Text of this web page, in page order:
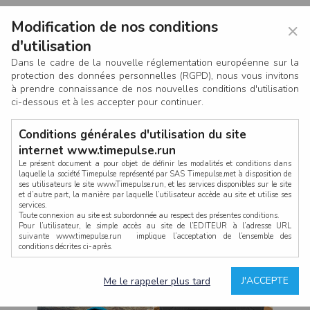
CONNEXION
×
Modification de nos conditions
d'utilisation
Dans le cadre de la nouvelle réglementation européenne sur la
protection des données personnelles (RGPD), nous vous invitons
à prendre connaissance de nos nouvelles conditions d'utilisation
ci-dessous et à les accepter pour continuer.
Conditions générales d'utilisation du site
internet www.timepulse.run
Le présent document a pour objet de définir les modalités et conditions dans
laquelle la société Timepulse représenté par SAS Timepulse,met à disposition de
ses utilisateurs le site www.Timepulse.run, et les services disponibles sur le site
et d’autre part, la manière par laquelle l’utilisateur accède au site et utilise ses
services.
Toute connexion au site est subordonnée au respect des présentes conditions.
Pour l’utilisateur, le simple accès au site de l’EDITEUR à l’adresse URL
suivante www.timepulse.run implique l’acceptation de l’ensemble des
conditions décrites ci-après.
La structure générale du site www.timepulse.run, par quelque procédé que ce
soit, sans l'autorisation préalable et par écrit de Fourcherot Mickael et/ou de ses
J'ACCEPTE
Me le rappeler plus tard